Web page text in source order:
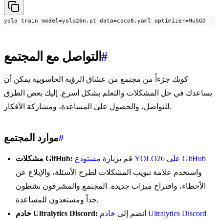
yolo train model=yolo26n.pt data=coco8.yaml optimizer=MuSGD
التواصل مع المجتمع#
كونك جزءاً من مجتمع من عشاق الرؤية الحاسوبية يمكن أن
يساعدك في حل المشكلات والتعلم بشكل أسرع. إليك بعض الطرق
للتواصل، والحصول على المساعدة، ومشاركة الأفكار.
موارد المجتمع#
مشكلات GitHub: قم بزيارة
مستودع YOLO26 على GitHub
واستخدم علامة تبويب المشكلات لطرح الأسئلة، والإبلاغ عن
الأخطاء، واقتراح ميزات جديدة. المجتمع والمشرفون نشطون
جداً ومستعدون للمساعدة.
خادم Ultralytics Discord:
انضم إلى خادم Ultralytics Discord